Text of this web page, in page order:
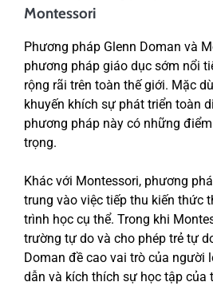
Montessori
Phương pháp Glenn Doman và
phương pháp giáo dục sớm nổi
rộng rãi trên toàn thế giới. Mặc
khuyến khích sự phát triển toàn
phương pháp này có những
trọng.
Khác với Montessori, phương
trung vào việc tiếp thu kiến thức
trình học cụ thể. Trong khi
trường tự do và cho phép trẻ tự
Doman đề cao vai trò của người
dẫn và kích thích sự học tập của